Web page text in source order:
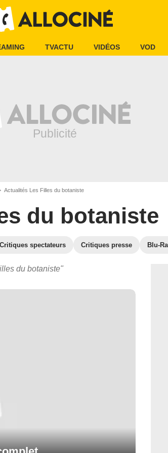
TVACTU VIDÉOS VOD
Actualités Les Filles du botaniste
du botaniste
Critiques spectateurs Critiques presse Blu-
du botaniste"